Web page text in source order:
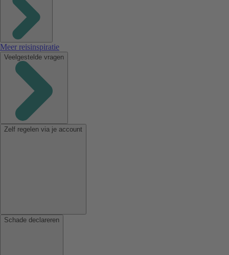
Meer reisinspiratie
Veelgestelde vragen
Zelf regelen via je account
Schade declareren